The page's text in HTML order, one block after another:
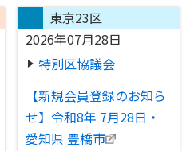
東京23区
2026年07月28日
特別区協議会
【新規会員登録のお知ら
せ】令和8年 7月28日・
愛知県 豊橋市